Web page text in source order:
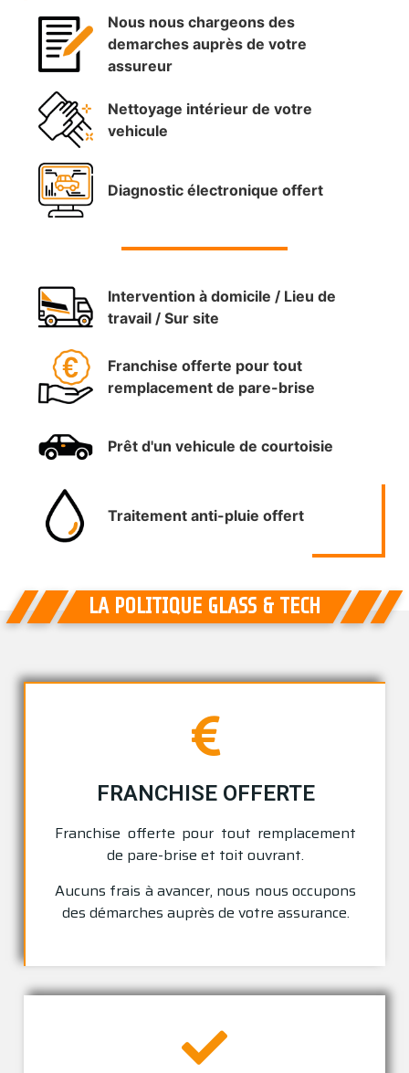
Nous nous chargeons des
demarches auprès de votre
assureur
Nettoyage intérieur de votre
vehicule
Diagnostic électronique offert
Intervention à domicile / Lieu de
travail / Sur site
Franchise offerte pour tout
remplacement de pare-brise
Prêt d'un vehicule de courtoisie
Traitement anti-pluie offert
LA POLITIQUE GLASS & TECH
FRANCHISE OFFERTE
Franchise offerte pour tout remplacement
de pare-brise et toit ouvrant.
Aucuns frais à avancer, nous nous occupons
des démarches auprès de votre assurance.